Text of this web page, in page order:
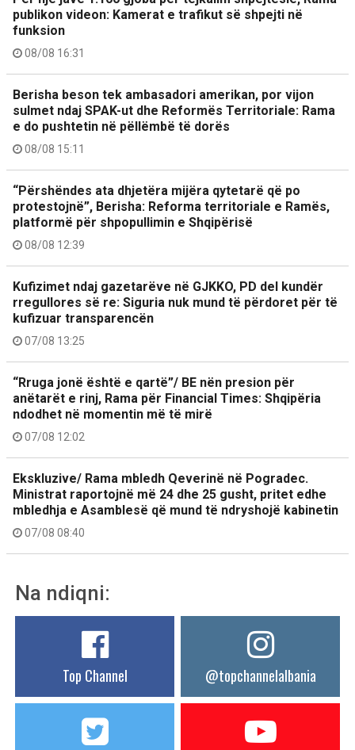
publikon videon: Kamerat e trafikut së shpejti në
funksion
08/08 16:31
Berisha beson tek ambasadori amerikan, por vijon
sulmet ndaj SPAK-ut dhe Reformës Territoriale: Rama
e do pushtetin në pëllëmbë të dorës
08/08 15:11
“Përshëndes ata dhjetëra mijëra qytetarë që po
protestojnë”, Berisha: Reforma territoriale e Ramës,
platformë për shpopullimin e Shqipërisë
08/08 12:39
Kufizimet ndaj gazetarëve në GJKKO, PD del kundër
rregullores së re: Siguria nuk mund të përdoret për të
kufizuar transparencën
07/08 13:25
“Rruga jonë është e qartë”/ BE nën presion për
anëtarët e rinj, Rama për Financial Times: Shqipëria
ndodhet në momentin më të mirë
07/08 12:02
Ekskluzive/ Rama mbledh Qeverinë në Pogradec.
Ministrat raportojnë më 24 dhe 25 gusht, pritet edhe
mbledhja e Asamblesë që mund të ndryshojë kabinetin
07/08 08:40
Na ndiqni:
Top Channel @topchannelalbania